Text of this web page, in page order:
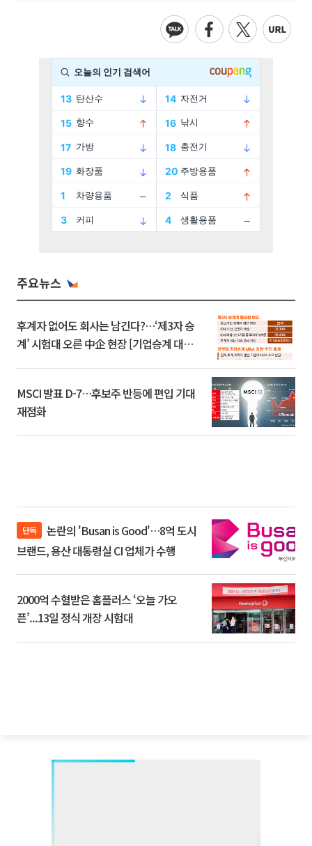
주요뉴스
후계자 없어도 회사는 남긴다?…‘제3자 승
계’ 시험대 오른 中企 현장 [기업승계 대전
MSCI 발표 D-7…후보주 반등에 편입 기대
재점화
단독
브랜드, 용산 대통령실 CI 업체가 수행
2000억 수혈받은 홈플러스 ‘오늘 가오
픈’...13일 정식 개장 시험대